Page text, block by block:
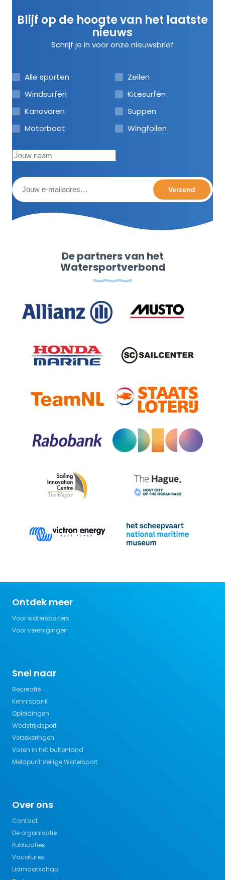
Blijf op de hoogte van het laatste
nieuws
Schrijf je in voor onze nieuwsbrief
Alle sporten
Zeilen
Windsurfen
Kitesurfen
Kanovaren
Suppen
Motorboot
Wingfoilen
De partners van het
Watersportverbond
Ontdek meer
Voor watersporters
Voor verenigingen
Snel naar
Recreatie
Kennisbank
Opleidingen
Wedstrijdsport
Verzekeringen
Varen in het buitenland
Meldpunt Veilige Watersport
Over ons
Contact
De organisatie
Publicaties
Vacatures
Lidmaatschap